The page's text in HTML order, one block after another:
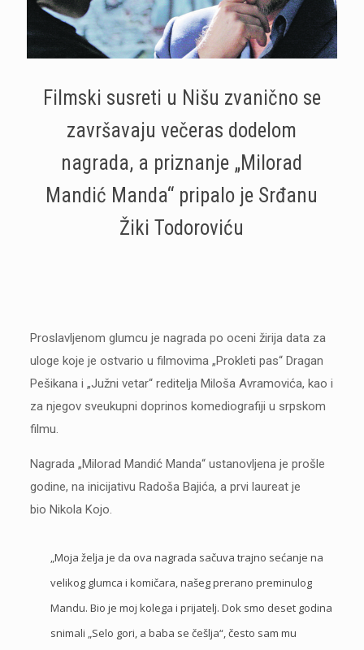
Filmski susreti u Nišu zvanično se
završavaju večeras dodelom
nagrada, a priznanje „Milorad
Mandić Manda“ pripalo je Srđanu
Žiki Todoroviću
Proslavljenom glumcu je nagrada po oceni žirija data za
uloge koje je ostvario u filmovima „Prokleti pas“ Dragan
Pešikana i „Južni vetar“ reditelja Miloša Avramovića, kao i
za njegov sveukupni doprinos komediografiji u srpskom
filmu.
Nagrada „Milorad Mandić Manda“ ustanovljena je prošle
godine, na inicijativu Radoša Bajića, a prvi laureat je
bio Nikola Kojo.
„Moja želja je da ova nagrada sačuva trajno sećanje na
velikog glumca i komičara, našeg prerano preminulog
Mandu. Bio je moj kolega i prijatelj. Dok smo deset godina
snimali „Selo gori, a baba se češlja“, često sam mu